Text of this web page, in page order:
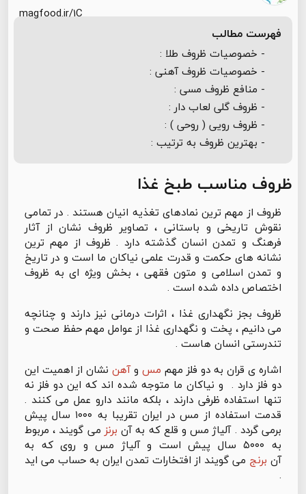
magfood.ir/1C
فهرست مطالب
- خصوصیات ظروف طلا :
- خصوصیات ظروف آهنی :
- منافع ظروف مسی :
- ظروف گلی لعاب دار :
- ظروف رویی ( روحی ) :
- بهترین ظروف به ترتیب :
ظروف مناسب طبخ غذا
ظروف از مهم ترین نمادهای تغذیه انیان هستند . در تمامی
نقوش تاریخی و باستانی ، تصاویر ظروف نشان از آثار
فرهنگ و تمدن انسان گذشته دارد . ظروف از مهم ترین
نشانه های حکمت و قدرت علمی نیاکان ما است و در تاریخ
و تمدن اسلامی و متون فقهی ، بخش ویژه ای به ظروف
اختصاص داده شده است .
ظروف بجز نگهداری غذا ، اثرات درمانی نیز دارند و چنانچه
می دانیم ، پخت و نگهداری غذا از عوامل مهم حفظ صحت و
تندرستی انسان هاست .
اشاره ی قران به دو فلز مهم مس وآهن نشان از اهمیت این
دو فلز دارد . و نیاکان ما متوجه شده اند که این دو فلز نه
تنها استفاده ظرفی دارند ، بلکه مانند دارو عمل می کنند .
قدمت استفاده از مس در ایران تقریبا به ۱۰۰۰ سال پیش
برمی گردد . آلیاژ مس و قلع که به آن برنز می گویند ، مربوط
به ۵۰۰۰ سال پیش است و آلیاژ مس و روی که به
آن برنج می گویند از افتخارات تمدن ایران به حساب می اید
.